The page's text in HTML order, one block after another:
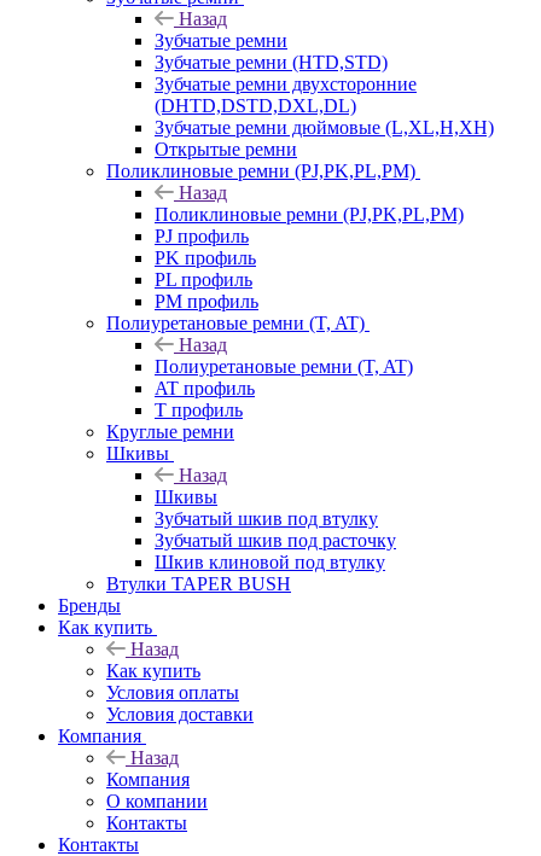
Назад
Зубчатые ремни
Зубчатые ремни (HTD,STD)
Зубчатые ремни двухсторонние
(DHTD,DSTD,DXL,DL)
Зубчатые ремни дюймовые (L,XL,H,XH)
Открытые ремни
Поликлиновые ремни (PJ,PK,PL,PM)
Назад
Поликлиновые ремни (PJ,PK,PL,PM)
PJ профиль
PK профиль
PL профиль
PM профиль
Полиуретановые ремни (T, AT)
Назад
Полиуретановые ремни (T, AT)
AT профиль
T профиль
Круглые ремни
Шкивы
Назад
Шкивы
Зубчатый шкив под втулку
Зубчатый шкив под расточку
Шкив клиновой под втулку
Втулки TAPER BUSH
Бренды
Как купить
Назад
Как купить
Условия оплаты
Условия доставки
Компания
Назад
Компания
О компании
Контакты
Контакты